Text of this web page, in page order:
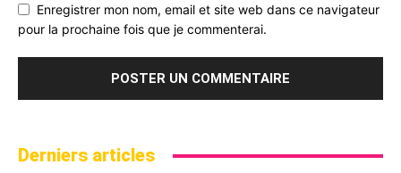
Enregistrer mon nom, email et site web dans ce navigateur
pour la prochaine fois que je commenterai.
Derniers articles